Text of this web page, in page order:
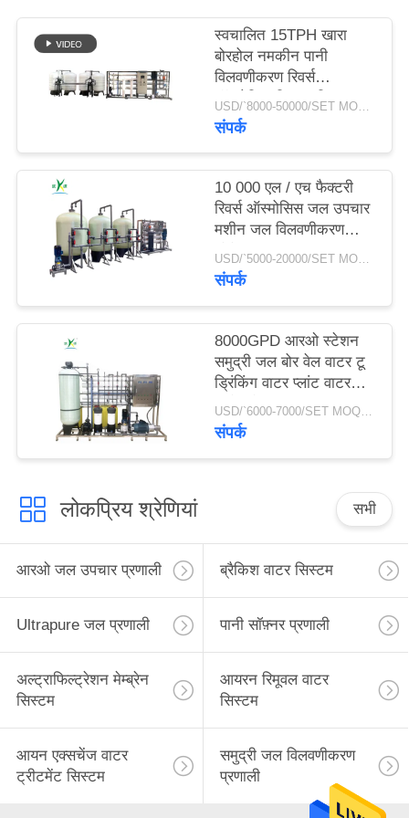
साइटमैप
स्वचालित 15TPH खारा
बोरहोल नमकीन पानी
विलवणीकरण रिवर्स
ऑस्मोसिस फ़िल्टर सिस्टम
शुद्धिकरण उपचार आरओ
USD/`8000-50000/SET MOQ:एक सेट
संपर्क
10 000 एल / एच फैक्टरी
रिवर्स ऑस्मोसिस जल उपचार
मशीन जल विलवणीकरण
संयंत्र जल उपचार उपकरण
आरओ सिस्टम
USD/`5000-20000/SET MOQ:एक सेट
संपर्क
8000GPD आरओ स्टेशन
समुद्री जल बोर वेल वाटर टू
ड्रिंकिंग वाटर प्लांट वाटर
डिसेलिनेशन मशीन
USD/`6000-7000/SET MOQ:एक सेट
संपर्क
लोकप्रिय श्रेणियां सभी
आरओ जल उपचार प्रणाली ब्रैकिश वाटर सिस्टम
Ultrapure जल प्रणाली पानी सॉफ़्नर प्रणाली
अल्ट्राफिल्ट्रेशन मेम्ब्रेन
सिस्टम
आयरन रिमूवल वाटर
सिस्टम
आयन एक्सचेंज वाटर
ट्रीटमेंट सिस्टम
समुद्री जल विलवणीकरण
प्रणाली